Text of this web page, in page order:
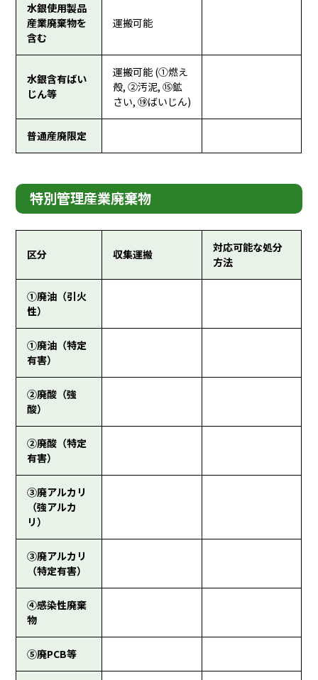
水銀使用製品
産業廃棄物を
含む
運搬可能
水銀含有ばい
じん等
運搬可能 (①燃え
殻, ②汚泥, ⑮鉱
さい, ⑲ばいじん)
普通産廃限定
特別管理産業廃棄物
区分 収集運搬
対応可能な処分
方法
①廃油（引火
性）
①廃油（特定
有害）
②廃酸（強
酸）
②廃酸（特定
有害）
③廃アルカリ
（強アルカ
リ）
③廃アルカリ
（特定有害）
④感染性廃棄
物
⑤廃PCB等